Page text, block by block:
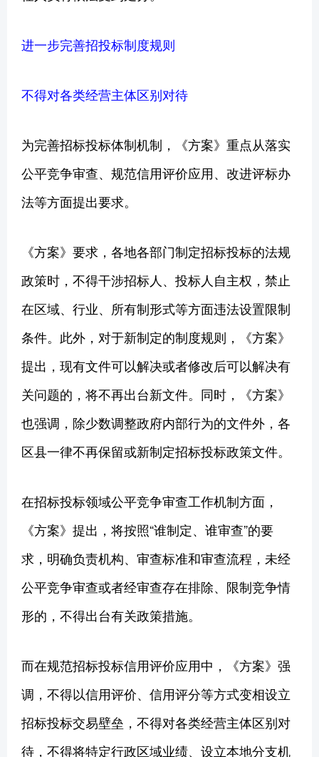
进一步完善招投标制度规则
不得对各类经营主体区别对待
为完善招标投标体制机制，《方案》重点从落实
公平竞争审查、规范信用评价应用、改进评标办
法等方面提出要求。
《方案》要求，各地各部门制定招标投标的法规
政策时，不得干涉招标人、投标人自主权，禁止
在区域、行业、所有制形式等方面违法设置限制
条件。此外，对于新制定的制度规则，《方案》
提出，现有文件可以解决或者修改后可以解决有
关问题的，将不再出台新文件。同时，《方案》
也强调，除少数调整政府内部行为的文件外，各
区县一律不再保留或新制定招标投标政策文件。
在招标投标领域公平竞争审查工作机制方面，
《方案》提出，将按照“谁制定、谁审查”的要
求，明确负责机构、审查标准和审查流程，未经
公平竞争审查或者经审查存在排除、限制竞争情
形的，不得出台有关政策措施。
而在规范招标投标信用评价应用中，《方案》强
调，不得以信用评价、信用评分等方式变相设立
招标投标交易壁垒，不得对各类经营主体区别对
待，不得将特定行政区域业绩、设立本地分支机